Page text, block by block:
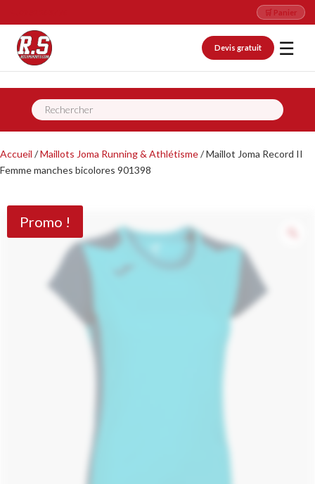
🛒 Panier
Devis gratuit ☰
Recherche
de
Accueil /Maillots Joma Running & Athlétisme/ Maillot Joma Record II
Femme manches bicolores 901398
Promo !